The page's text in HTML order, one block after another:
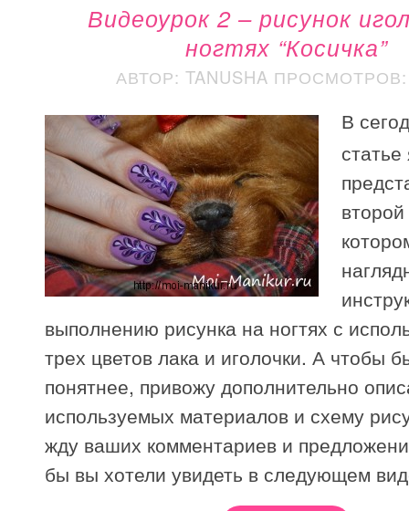
Видеоурок 2 – рисунок
ногтях “Косичка”
АВТОР: TANUSHA ПРОСМОТРОВ:
В
статье
выполнению рисунка на ногтях с
трех цветов лака и иголочки. А чтобы
понятнее, привожу дополнительно
используемых материалов и схему
жду ваших комментариев и
бы вы хотели увидеть в следующем